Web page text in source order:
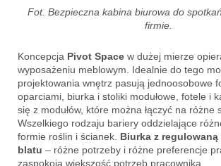
Fot. Bezpieczna kabina biurowa do
firmie.
Koncepcja Pivot Space w dużej mierze
wyposażeniu meblowym. Idealnie do tego
projektowania wnętrz pasują jednoosobowe
oparciami, biurka i stoliki modułowe, fotele i
się z modułów, które można łączyć na różne
Wszelkiego rodzaju bariery oddzielające
formie roślin i ścianek. Biurka z
blatu – różne potrzeby i różne preferencje
zaspokoją większość potrzeb pracownika.